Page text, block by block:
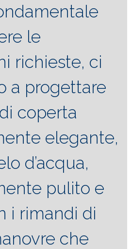
le
richieste, ci
a progettare
coperta
elegante,
d’acqua,
pulito e
i rimandi di
che